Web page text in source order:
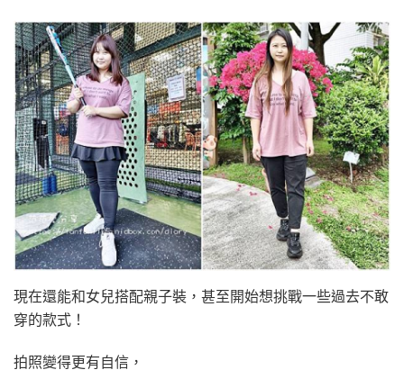
現在還能和女兒搭配親子裝，甚至開始想挑戰一些過去不敢
穿的款式！
拍照變得更有自信，